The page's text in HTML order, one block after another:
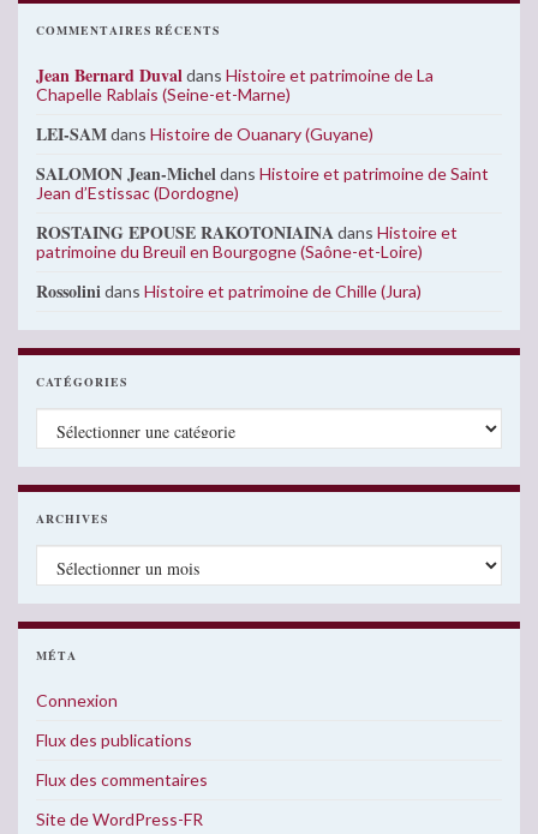
COMMENTAIRES RÉCENTS
Jean Bernard Duvaldans Histoire et patrimoine de La
Chapelle Rablais (Seine-et-Marne)
LEI-SAMdans Histoire de Ouanary (Guyane)
SALOMON Jean-Micheldans Histoire et patrimoine de Saint
Jean d’Estissac (Dordogne)
ROSTAING EPOUSE RAKOTONIAINAdans Histoire et
patrimoine du Breuil en Bourgogne (Saône-et-Loire)
Rossolinidans Histoire et patrimoine de Chille (Jura)
CATÉGORIES
Catégories
ARCHIVES
Archives
MÉTA
Connexion
Flux des publications
Flux des commentaires
Site de WordPress-FR